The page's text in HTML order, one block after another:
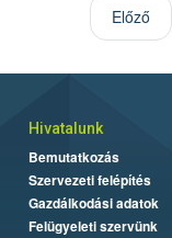
Előző
Hivatalunk
Bemutatkozás
Szervezeti felépítés
Gazdálkodási adatok
Felügyeleti szervünk